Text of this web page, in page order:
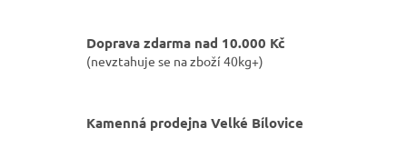
Doprava zdarma nad 10.000 Kč
(nevztahuje se na zboží 40kg+)
Kamenná prodejna Velké Bílovice